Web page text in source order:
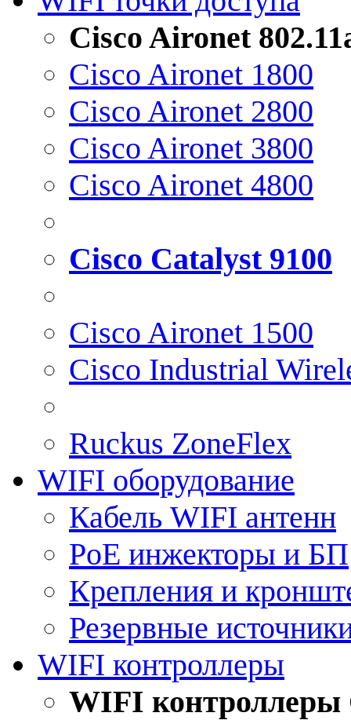
Cisco Aironet
Cisco Aironet 1800
Cisco Aironet 2800
Cisco Aironet 3800
Cisco Aironet 4800
Cisco Catalyst 9100
Cisco Aironet 1500
Cisco Industrial
Ruckus ZoneFlex
WIFI оборудование
Кабель WIFI антенн
PoE инжекторы и БП
Крепления и
Резервные
WIFI контроллеры
WIFI контроллеры